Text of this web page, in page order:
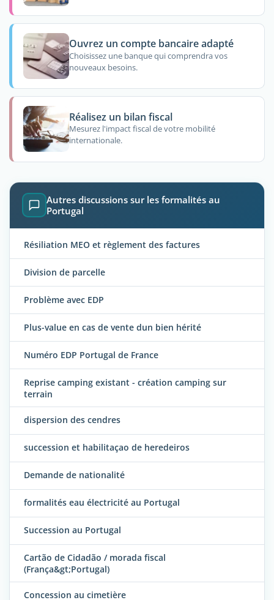
Ouvrez un compte bancaire adapté
Choisissez une banque qui comprendra vos
nouveaux besoins.
Réalisez un bilan fiscal
Mesurez l'impact fiscal de votre mobilité
internationale.
Autres discussions sur les formalités au
Portugal
Résiliation MEO et règlement des factures
Division de parcelle
Problème avec EDP
Plus-value en cas de vente dun bien hérité
Numéro EDP Portugal de France
Reprise camping existant - création camping sur
terrain
dispersion des cendres
succession et habilitaçao de heredeiros
Demande de nationalité
formalités eau électricité au Portugal
Succession au Portugal
Cartão de Cidadão / morada fiscal
(França&gt;Portugal)
Concession au cimetière